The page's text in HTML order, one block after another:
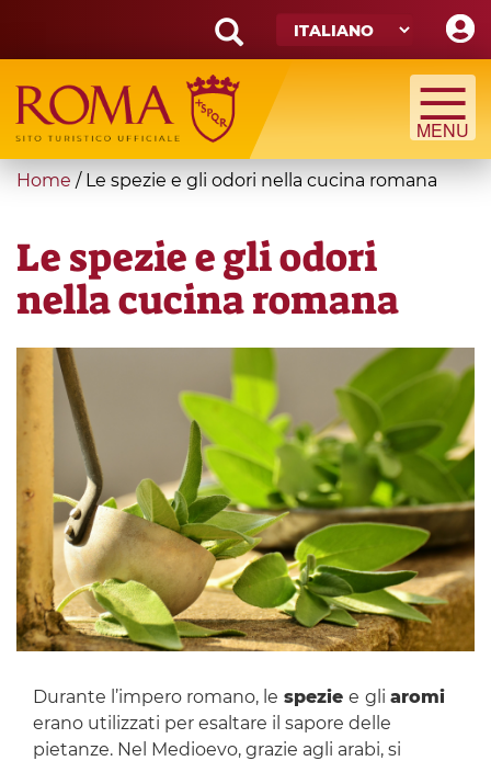
main
content
Search
form
Cerca
You
here
Home / Le spezie e gli odori nella cucina romana
Le spezie e gli odori
nella cucina romana
Durante l’impero romano, le spezie e gli aromi
erano utilizzati per esaltare il sapore delle
pietanze. Nel Medioevo, grazie agli arabi, si